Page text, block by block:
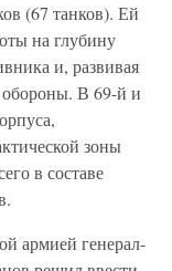
(67 танков). Ей
на глубину
и, развивая
обороны. В 69-й и
зоны
в составе
армией генерал-